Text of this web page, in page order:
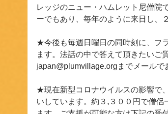
レッジのニュー・ハムレット尼僧院
ーでもあり、毎年のように来日し、
★今後も毎週日曜日の同時刻に、フ
ます。法話の中で答えて頂きたいご
japan@plumvillage.orgまでメールで
★現在新型コロナウイルスの影響で
いしています。約３,３００円で僧